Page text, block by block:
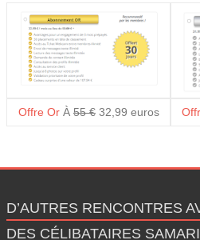
Offre OrÀ 55 €32,99 euros
D’AUTRES RENCONTRES
DES CÉLIBATAIRES